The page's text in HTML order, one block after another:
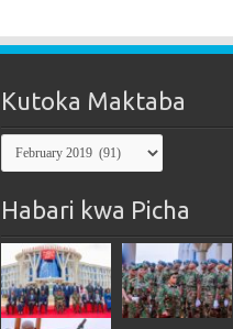
Kutoka Maktaba
Kutoka
Maktaba
Habari kwa Picha